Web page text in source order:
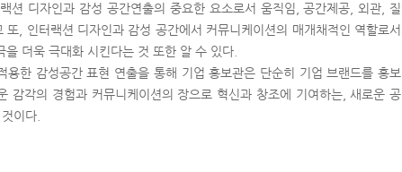
션 디자인과 감성 공간연출의 중요한 요소로서 움직임, 공간제공, 외관, 질
또, 인터랙션 디자인과 감성 공간에서 커뮤니케이션의 매개채적인 역할로서
을 더욱 극대화 시킨다는 것 또한 알 수 있다.
용한 감성공간 표현 연출을 통해 기업 홍보관은 단순히 기업 브랜드를 홍보
감각의 경험과 커뮤니케이션의 장으로 혁신과 창조에 기여하는, 새로운 공
이다.